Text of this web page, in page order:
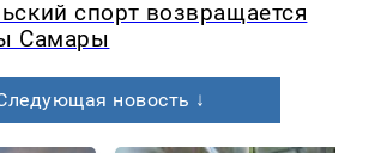
спорт возвращается
Самары
новость ↓